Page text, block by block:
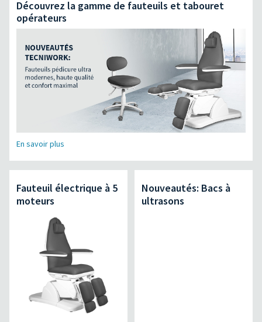
Découvrez la gamme de fauteuils et tabouret
opérateurs
En savoir plus
Fauteuil électrique à 5
moteurs
Nouveautés: Bacs à
ultrasons